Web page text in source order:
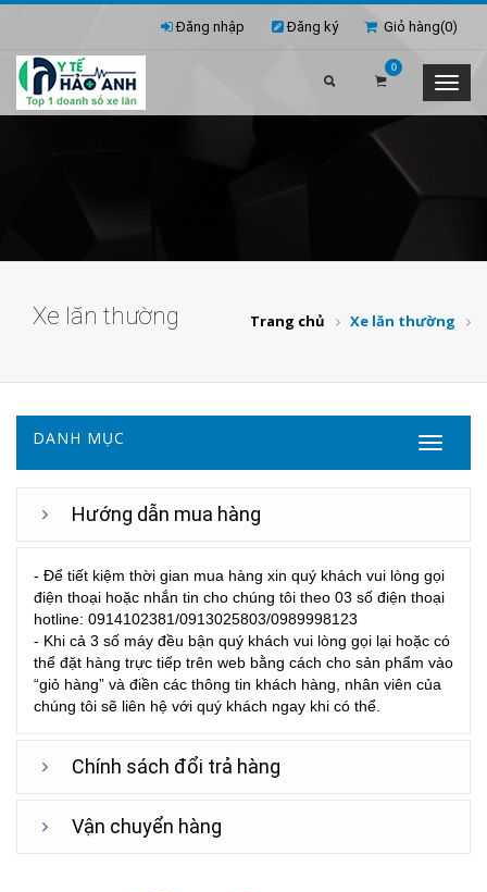
Giỏ hàng(0)
Đăng nhập Đăng ký
0
Xe lăn thường Trang chủ Xe lăn thường
DANH MỤC
Hướng dẫn mua hàng
- Để tiết kiệm thời gian mua hàng xin quý khách vui lòng gọi
điện thoại hoặc nhắn tin cho chúng tôi theo 03 số điện thoại
hotline: 0914102381/0913025803/0989998123
- Khi cả 3 số máy đều bận quý khách vui lòng gọi lại hoặc có
thể đặt hàng trực tiếp trên web bằng cách cho sản phẩm vào
“giỏ hàng” và điền các thông tin khách hàng, nhân viên của
chúng tôi sẽ liên hệ với quý khách ngay khi có thể.
Chính sách đổi trả hàng
Vận chuyển hàng